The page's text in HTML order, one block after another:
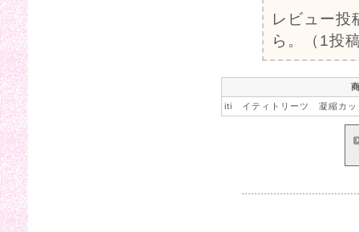
レビュー投
ら。（1投
iti イティトリーツ 凝縮カッ